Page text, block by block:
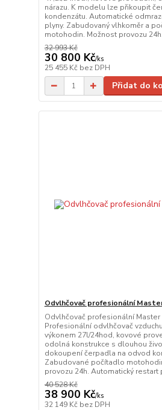
nárazu. K modelu lze přikoupit
kondenzátu. Automatické
plyny. Zabudovaný vlhkoměr a
motohodin. Možnost provozu
32 993 Kč
30 800 Kč/ks
25 455 Kč bez DPH
Přidat do
Odvlhčovač profesionální
Odvlhčovač profesionální Master
Profesionální odvlhčovač
výkonem 27l/24hod, kovové
odolná konstrukce s dlouhou
dokoupení čerpadla na odvod
Zabudované počítadlo
provozu 24h. Automatický restart
40 528 Kč
38 900 Kč/ks
32 149 Kč bez DPH